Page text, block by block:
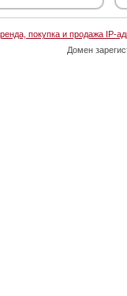
покупка и продажа IP-
Домен